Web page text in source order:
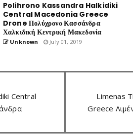
Polihrono Kassandra Halkidiki
Central Macedonia Greece
Drone Πολύχρονο Κασσάνδρα
Χαλκιδική Κεντρική Μακεδονία
Unknown July 01, 2019
Central
Limenas
Greece